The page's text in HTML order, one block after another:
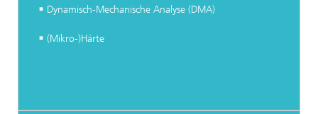
Dynamisch-Mechanische Analyse (DMA)
(Mikro-)Härte